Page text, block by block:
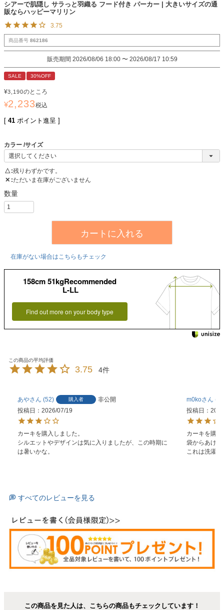
シアーで肌隠し サラっと羽織る フード付き パーカー | 大きいサイズの通
販ならハッピーマリリン
3.75
商品番号 862186
販売期間 2026/08/06 18:00 〜 2026/08/17 10:59
SALE 30%OFF
¥3,190のところ
¥2,233税込
[ 41 ポイント進呈 ]
カラー サイズ
△ 残りわずかです。
✕ ただいま在庫がございません
カートに入れる
在庫がない場合はこちらもチェック
158cm 51kgRecommended
L-LL
Find out more on your body type
3.75 4
あや 52 購入者
非公開
投稿日
2026/07/19
カーキを購入しました。
シルエットやデザインは気に入りましたが、この時期に
は暑いかな。
m0ko
投稿日
カーキを購
袋からあけ
これは洗濯
すべてのレビューを見る
この商品を見た人は、こちらの商品もチェックしています！